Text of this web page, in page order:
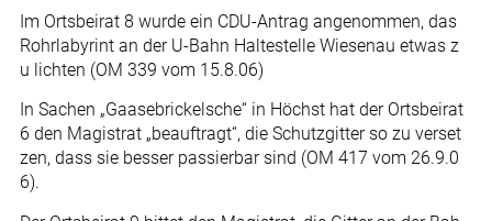
Im Ortsbeirat 8 wurde ein CDU-Antrag angenommen, das
Rohrlabyrint an der U-Bahn Haltestelle Wiesenau etwas z
u lichten (OM 339 vom 15.8.06)
In Sachen „Gaasebrickelsche“ in Höchst hat der Ortsbeirat
6 den Magistrat „beauftragt“, die Schutzgitter so zu verset
zen, dass sie besser passierbar sind (OM 417 vom 26.9.0
6).